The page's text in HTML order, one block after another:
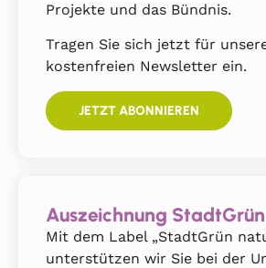
Projekte und das Bündnis.
Tragen Sie sich jetzt für
kostenfreien Newsletter ein.
JETZT ABONNIEREN
Auszeichnung
Mit dem Label „StadtGrün
unterstützen wir Sie bei der